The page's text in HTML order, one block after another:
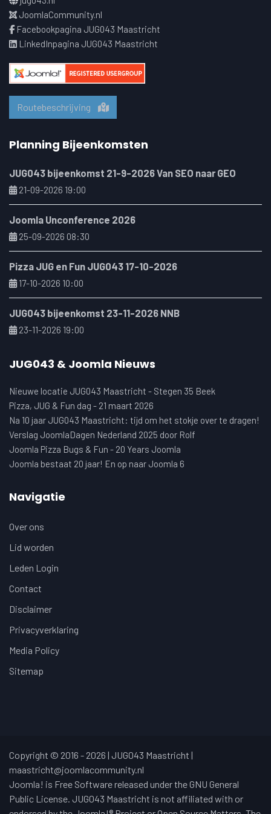
JoomlaCommunity.nl
Facebookpagina JUG043 Maastricht
LinkedInpagina JUG043 Maastricht
Routebeschrijving
Planning Bijeenkomsten
JUG043 bijeenkomst 21-9-2026 Van SEO naar GEO
21-09-2026 19:00
Joomla Unconference 2026
25-09-2026 08:30
Pizza JUG en Fun JUG043 17-10-2026
17-10-2026 10:00
JUG043 bijeenkomst 23-11-2026 NNB
23-11-2026 19:00
JUG043 & Joomla Nieuws
Nieuwe locatie JUG043 Maastricht - Stegen 35 Beek
Pizza, JUG & Fun dag - 21 maart 2026
Na 10 jaar JUG043 Maastricht: tijd om het stokje over te dragen!
Verslag JoomlaDagen Nederland 2025 door Rolf
Joomla Pizza Bugs & Fun - 20 Years Joomla
Joomla bestaat 20 jaar! En op naar Joomla 6
Navigatie
Over ons
Lid worden
Leden Login
Contact
Disclaimer
Privacyverklaring
Media Policy
Sitemap
Copyright © 2016 - 2026 | JUG043 Maastricht |
maastricht@joomlacommunity.nl
Joomla! is Free Software released under the GNU General
Public License. JUG043 Maastricht is not affiliated with or